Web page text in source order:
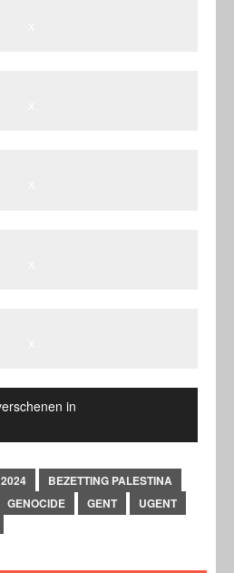
in
2024
BEZETTING PALESTINA
GENOCIDE GENT
UGENT